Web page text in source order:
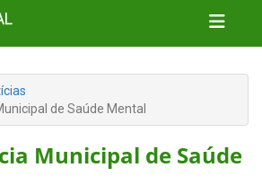
de Saúde Mental
Municipal de Saúde